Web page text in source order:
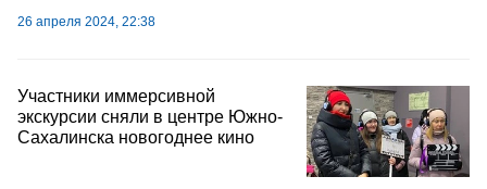
26 апреля 2024, 22:38
Участники иммерсивной
экскурсии сняли в центре Южно-
Сахалинска новогоднее кино